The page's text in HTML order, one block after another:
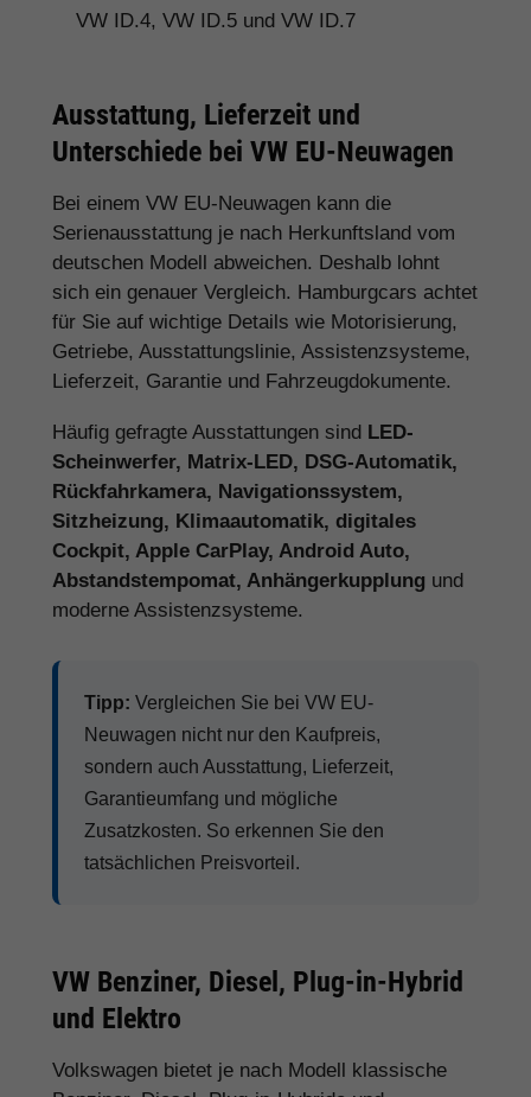
VW ID.4, VW ID.5 und VW ID.7
Ausstattung, Lieferzeit und
Unterschiede bei VW EU-Neuwagen
Bei einem VW EU-Neuwagen kann die
Serienausstattung je nach Herkunftsland vom
deutschen Modell abweichen. Deshalb lohnt
sich ein genauer Vergleich. Hamburgcars achtet
für Sie auf wichtige Details wie Motorisierung,
Getriebe, Ausstattungslinie, Assistenzsysteme,
Lieferzeit, Garantie und Fahrzeugdokumente.
Häufig gefragte Ausstattungen sind LED-
Scheinwerfer, Matrix-LED, DSG-Automatik,
Rückfahrkamera, Navigationssystem,
Sitzheizung, Klimaautomatik, digitales
Cockpit, Apple CarPlay, Android Auto,
Abstandstempomat, Anhängerkupplung und
moderne Assistenzsysteme.
Tipp: Vergleichen Sie bei VW EU-
Neuwagen nicht nur den Kaufpreis,
sondern auch Ausstattung, Lieferzeit,
Garantieumfang und mögliche
Zusatzkosten. So erkennen Sie den
tatsächlichen Preisvorteil.
VW Benziner, Diesel, Plug-in-Hybrid
und Elektro
Volkswagen bietet je nach Modell klassische